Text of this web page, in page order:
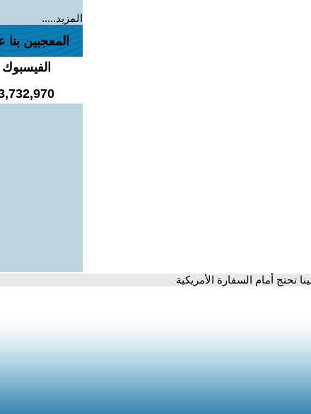
المزيد.....
المعجبين بنا
الفيسبوك
تحتج أمام السفارة الأمريكية